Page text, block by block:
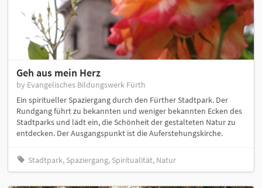
Geh aus mein Herz
by Evangelisches Bildungswerk Fürth
Ein spiritueller Spaziergang durch den Fürther Stadtpark. Der
Rundgang führt zu bekannten und weniger bekannten Ecken des
Stadtparks und lädt ein, die Schönheit der gestalteten Natur zu
entdecken. Der Ausgangspunkt ist die Auferstehungskirche.
Stadtpark, Spaziergang, Spiritualität, Natur